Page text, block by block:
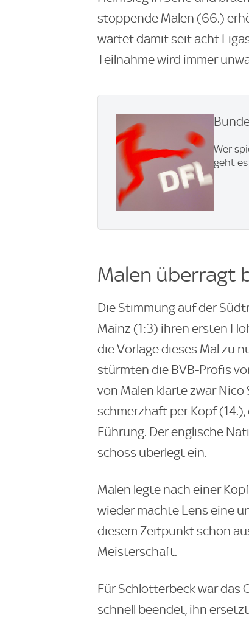
stoppende Malen (66.)
wartet damit seit acht
Teilnahme wird immer
Wer
geht
Malen überragt
Die Stimmung auf der
Mainz (1:3) ihren ersten
die Vorlage dieses Mal zu
stürmten die BVB-Profis
von Malen klärte zwar
schmerzhaft per Kopf
Führung. Der englische
schoss überlegt ein.
Malen legte nach einer
wieder machte Lens eine
diesem Zeitpunkt schon
Meisterschaft.
Für Schlotterbeck war das
schnell beendet, ihn